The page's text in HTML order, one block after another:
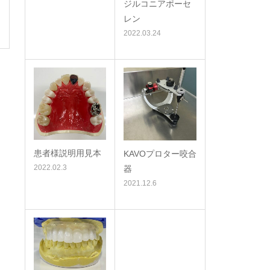
ジルコニアポーセ
レン
2022.03.24
患者様説明用見本
2022.02.3
KAVOプロター咬合
器
2021.12.6